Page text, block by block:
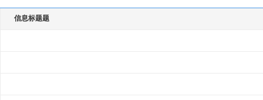
信息标题题